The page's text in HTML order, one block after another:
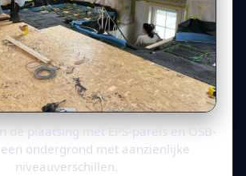
de plaatsing met EPS-parels en OSB-
ondergrond met aanzienlijke
niveauverschillen.